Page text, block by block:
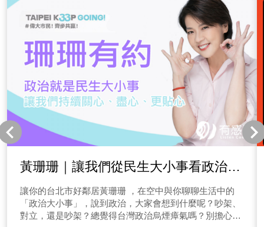
黃珊珊｜讓我們從民生大小事看政治，
讓珊珊陪您齊步共贏！
讓你的台北市好鄰居黃珊珊 ，在空中與你聊聊生活中的
「政治大小事」，說到政治，大家會想到什麼呢？吵架、
對立，還是吵架？總覺得台灣政治烏煙瘴氣嗎？別擔心，